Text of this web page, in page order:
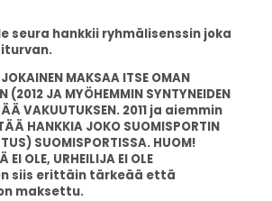
seura hankkii ryhmälisenssin joka
MAKSAA ITSE OMAN
(2012 JA MYÖHEMMIN SYNTYNEIDEN
VAKUUTUKSEN. 2011 ja aiemmin
HANKKIA JOKO SUOMISPORTIN
SUOMISPORTISSA. HUOM!
EI OLE, URHEILIJA EI OLE
siis erittäin tärkeää että
maksettu.